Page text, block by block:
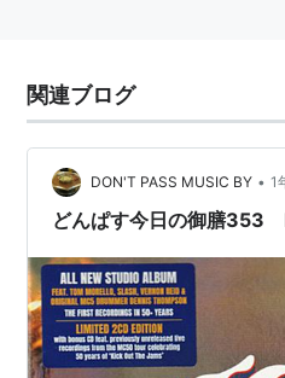
Guitar:Fred Smith
Bass:Michael Davis
の五人
関連ブログ
DON'T PASS MUSIC BY • 1
どんぱす今日の御膳353